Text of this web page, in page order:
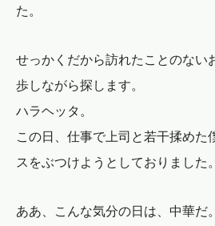
た。
せっかくだから訪れたことのない
歩しながら探します。
ハラヘッタ。
この日、仕事で上司と若干揉めた
スをぶつけようとしておりました。
ああ、こんな気分の日は、中華だ。